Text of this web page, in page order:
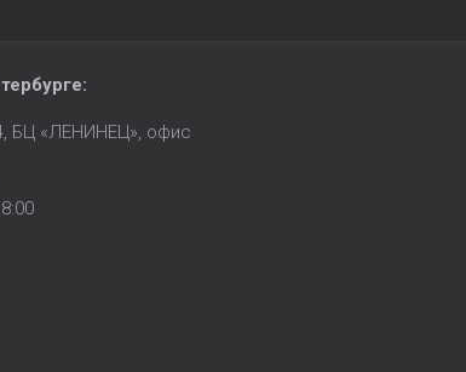
:
БЦ «ЛЕНИНЕЦ», офис